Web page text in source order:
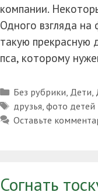
компании.
Одного взгляда
такую прекрасную
пса, которому
Рубрики
Без рубрики, Дети,
Метки
друзья, фото детей
Оставьте
Согнать